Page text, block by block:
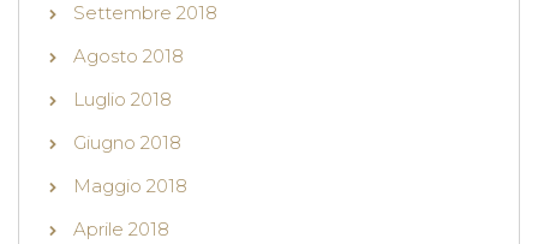
Settembre 2018
Agosto 2018
Luglio 2018
Giugno 2018
Maggio 2018
Aprile 2018